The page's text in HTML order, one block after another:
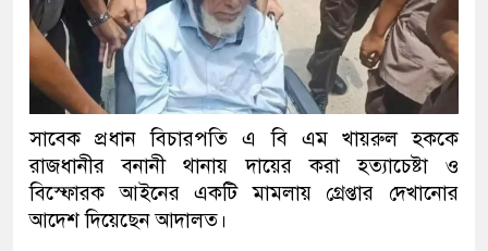
সাবেক প্রধান বিচারপতি এ বি এম খায়রুল হককে
রাজধানীর বনানী থানায় দায়ের করা হত্যাচেষ্টা ও
বিস্ফোরক আইনের একটি মামলায় গ্রেপ্তার দেখানোর
আদেশ দিয়েছেন আদালত।